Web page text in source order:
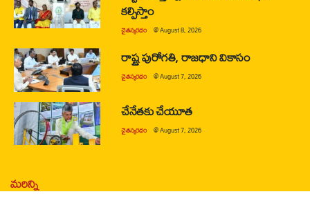
కల్పిస్తాం
చైతన్యరధం @August 8, 2026
రాష్ట్ర పురోగతి, రాజధాని వికాసం
చైతన్యరధం @August 7, 2026
చేనేతకు చేయూత
చైతన్యరధం @August 7, 2026
మరిన్ని